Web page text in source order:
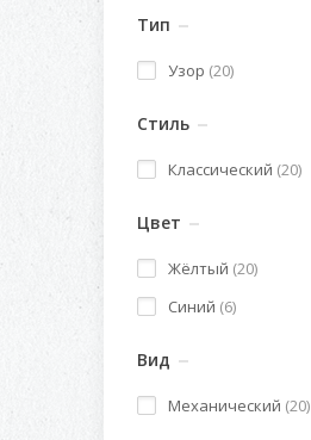
Тип
Узор (20)
Стиль
Классический (20)
Цвет
Жёлтый (20)
Синий (6)
Вид
Механический (20)